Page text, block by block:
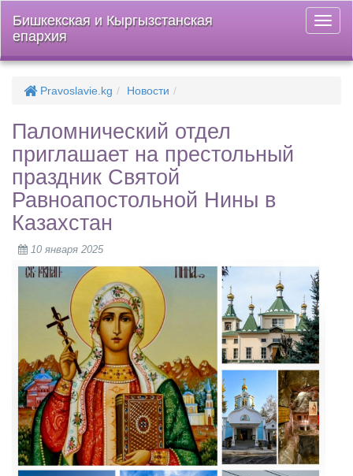
меню
Бишкекская и Кыргызстанская
епархия
Pravoslavie.kg Новости
Паломнический отдел
приглашает на престольный
праздник Святой
Равноапостольной Нины в
Казахстан
10 января 2025